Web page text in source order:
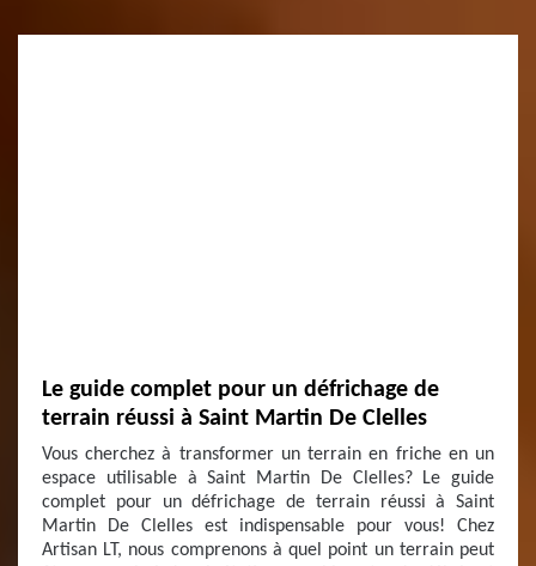
Le guide complet pour un défrichage de
terrain réussi à Saint Martin De Clelles
Vous cherchez à transformer un terrain en friche en un
espace utilisable à Saint Martin De Clelles? Le guide
complet pour un défrichage de terrain réussi à Saint
Martin De Clelles est indispensable pour vous! Chez
Artisan LT, nous comprenons à quel point un terrain peut